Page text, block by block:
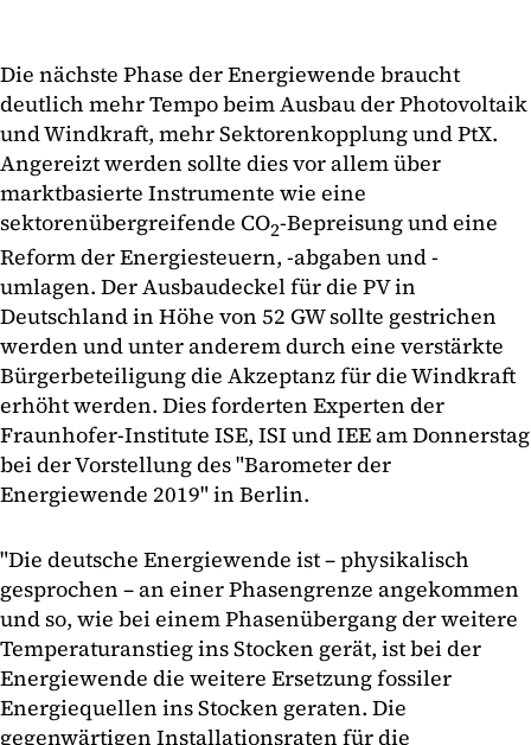
Die nächste Phase der Energiewende braucht
deutlich mehr Tempo beim Ausbau der Photovoltaik
und Windkraft, mehr Sektorenkopplung und PtX.
Angereizt werden sollte dies vor allem über
marktbasierte Instrumente wie eine
sektorenübergreifende CO2-Bepreisung und eine
Reform der Energiesteuern, -abgaben und -
umlagen. Der Ausbaudeckel für die PV in
Deutschland in Höhe von 52 GW sollte gestrichen
werden und unter anderem durch eine verstärkte
Bürgerbeteiligung die Akzeptanz für die Windkraft
erhöht werden. Dies forderten Experten der
Fraunhofer-Institute ISE, ISI und IEE am Donnerstag
bei der Vorstellung des "Barometer der
Energiewende 2019" in Berlin.
"Die deutsche Energiewende ist – physikalisch
gesprochen – an einer Phasengrenze angekommen
und so, wie bei einem Phasenübergang der weitere
Temperaturanstieg ins Stocken gerät, ist bei der
Energiewende die weitere Ersetzung fossiler
Energiequellen ins Stocken geraten. Die
gegenwärtigen Installationsraten für die